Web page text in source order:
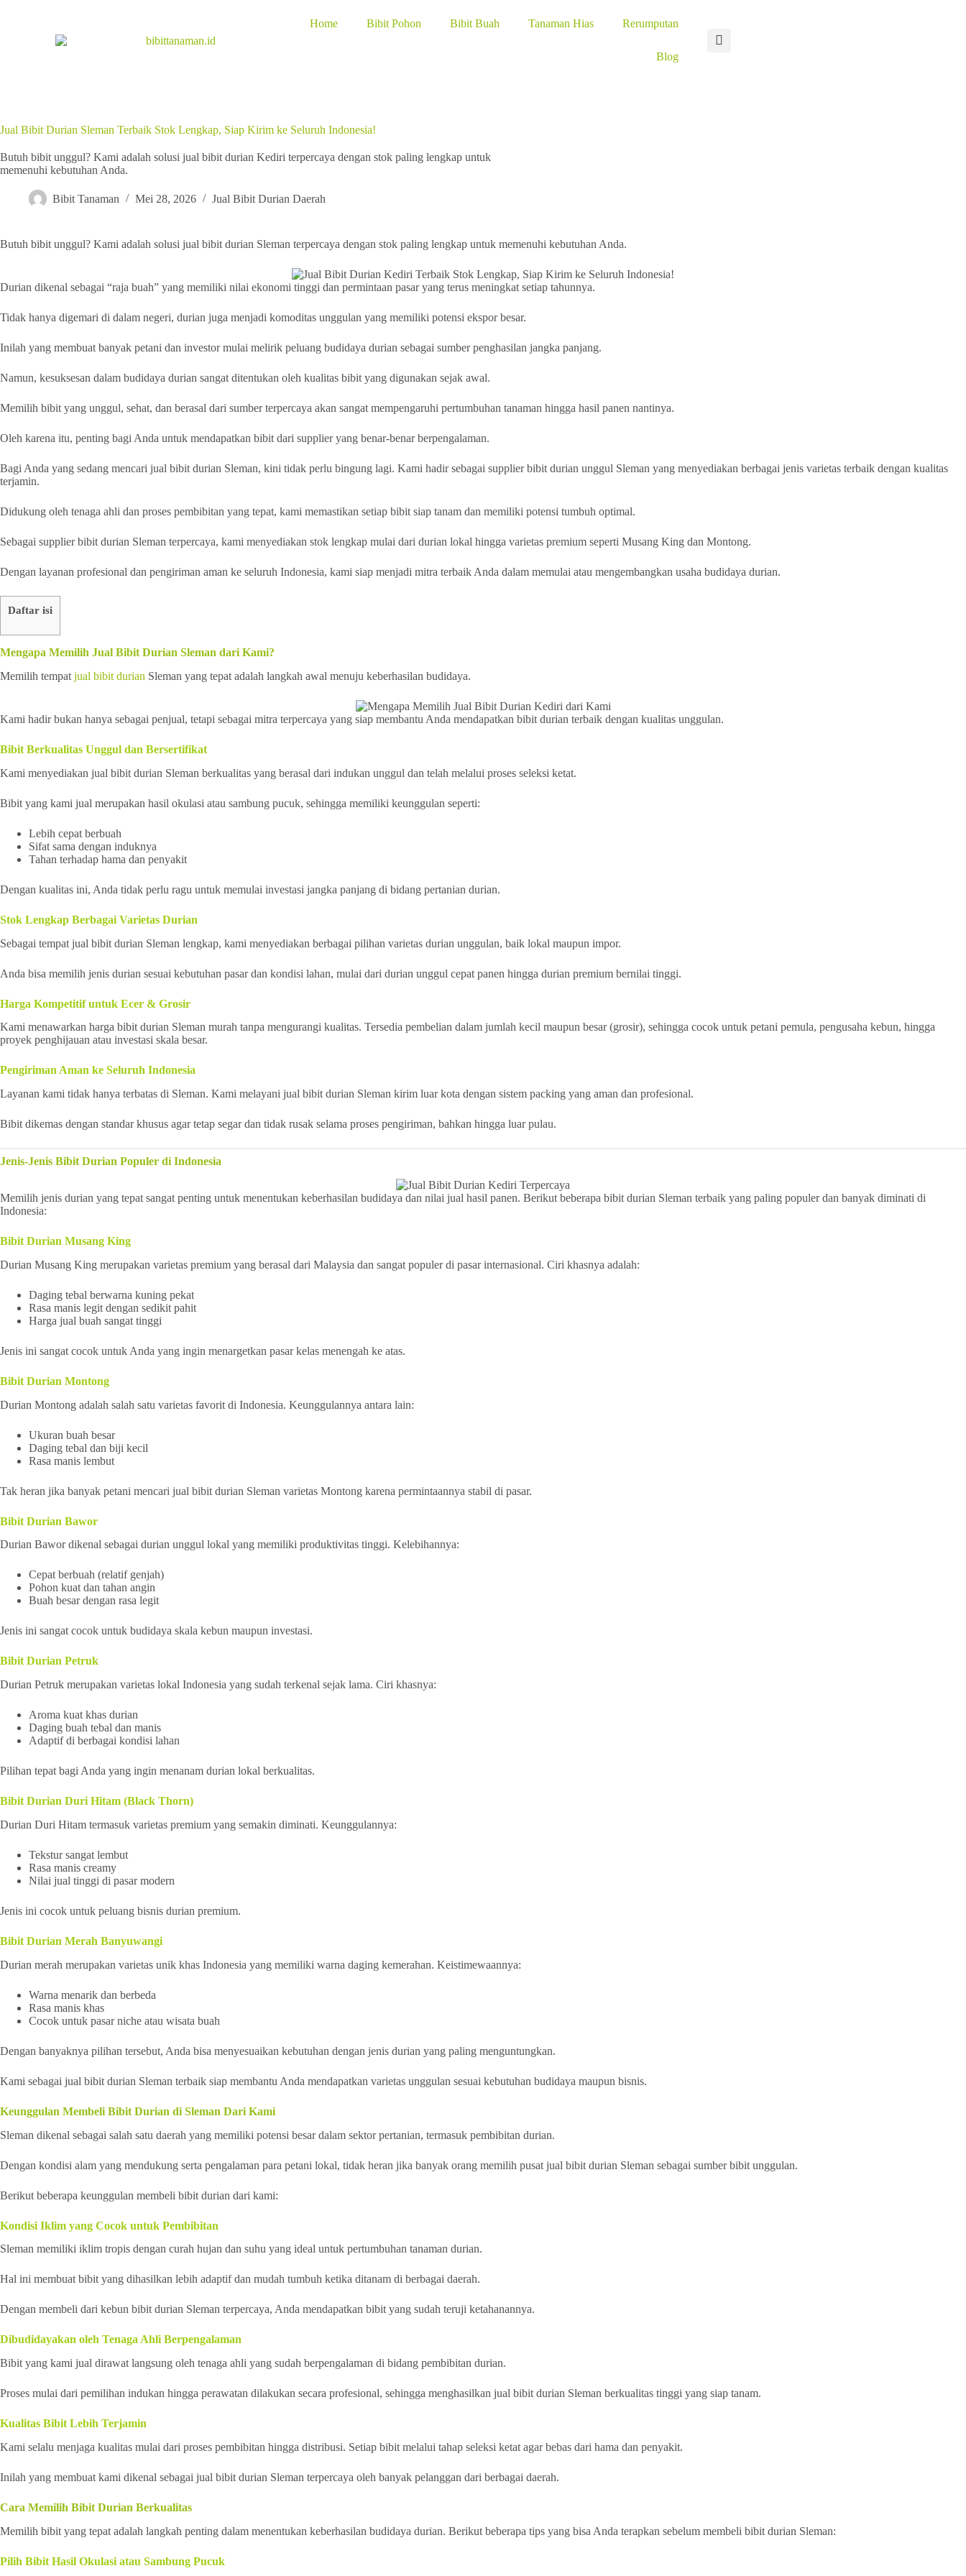
Home Bibit Pohon Bibit Buah Tanaman Hias Rerumputan
Blog
Jual Bibit Durian Sleman Terbaik Stok Lengkap, Siap Kirim ke Seluruh Indonesia!
Butuh bibit unggul? Kami adalah solusi jual bibit durian Kediri terpercaya dengan stok paling lengkap untuk
memenuhi kebutuhan Anda.
Bibit Tanaman Mei 28, 2026 Jual Bibit Durian Daerah
Butuh bibit unggul? Kami adalah solusi jual bibit durian Sleman terpercaya dengan stok paling lengkap untuk memenuhi kebutuhan Anda.
Durian dikenal sebagai “raja buah” yang memiliki nilai ekonomi tinggi dan permintaan pasar yang terus meningkat setiap tahunnya.
Tidak hanya digemari di dalam negeri, durian juga menjadi komoditas unggulan yang memiliki potensi ekspor besar.
Inilah yang membuat banyak petani dan investor mulai melirik peluang budidaya durian sebagai sumber penghasilan jangka panjang.
Namun, kesuksesan dalam budidaya durian sangat ditentukan oleh kualitas bibit yang digunakan sejak awal.
Memilih bibit yang unggul, sehat, dan berasal dari sumber terpercaya akan sangat mempengaruhi pertumbuhan tanaman hingga hasil panen nantinya.
Oleh karena itu, penting bagi Anda untuk mendapatkan bibit dari supplier yang benar-benar berpengalaman.
Bagi Anda yang sedang mencari jual bibit durian Sleman, kini tidak perlu bingung lagi. Kami hadir sebagai supplier bibit durian unggul Sleman yang menyediakan berbagai jenis varietas terbaik dengan kualitas
terjamin.
Didukung oleh tenaga ahli dan proses pembibitan yang tepat, kami memastikan setiap bibit siap tanam dan memiliki potensi tumbuh optimal.
Sebagai supplier bibit durian Sleman terpercaya, kami menyediakan stok lengkap mulai dari durian lokal hingga varietas premium seperti Musang King dan Montong.
Dengan layanan profesional dan pengiriman aman ke seluruh Indonesia, kami siap menjadi mitra terbaik Anda dalam memulai atau mengembangkan usaha budidaya durian.
Daftar isi
Mengapa Memilih Jual Bibit Durian Sleman dari Kami?
Memilih tempat jual bibit durian Sleman yang tepat adalah langkah awal menuju keberhasilan budidaya.
Kami hadir bukan hanya sebagai penjual, tetapi sebagai mitra terpercaya yang siap membantu Anda mendapatkan bibit durian terbaik dengan kualitas unggulan.
Bibit Berkualitas Unggul dan Bersertifikat
Kami menyediakan jual bibit durian Sleman berkualitas yang berasal dari indukan unggul dan telah melalui proses seleksi ketat.
Bibit yang kami jual merupakan hasil okulasi atau sambung pucuk, sehingga memiliki keunggulan seperti:
Lebih cepat berbuah
Sifat sama dengan induknya
Tahan terhadap hama dan penyakit
Dengan kualitas ini, Anda tidak perlu ragu untuk memulai investasi jangka panjang di bidang pertanian durian.
Stok Lengkap Berbagai Varietas Durian
Sebagai tempat jual bibit durian Sleman lengkap, kami menyediakan berbagai pilihan varietas durian unggulan, baik lokal maupun impor.
Anda bisa memilih jenis durian sesuai kebutuhan pasar dan kondisi lahan, mulai dari durian unggul cepat panen hingga durian premium bernilai tinggi.
Harga Kompetitif untuk Ecer & Grosir
Kami menawarkan harga bibit durian Sleman murah tanpa mengurangi kualitas. Tersedia pembelian dalam jumlah kecil maupun besar (grosir), sehingga cocok untuk petani pemula, pengusaha kebun, hingga
proyek penghijauan atau investasi skala besar.
Pengiriman Aman ke Seluruh Indonesia
Layanan kami tidak hanya terbatas di Sleman. Kami melayani jual bibit durian Sleman kirim luar kota dengan sistem packing yang aman dan profesional.
Bibit dikemas dengan standar khusus agar tetap segar dan tidak rusak selama proses pengiriman, bahkan hingga luar pulau.
Jenis-Jenis Bibit Durian Populer di Indonesia
Memilih jenis durian yang tepat sangat penting untuk menentukan keberhasilan budidaya dan nilai jual hasil panen. Berikut beberapa bibit durian Sleman terbaik yang paling populer dan banyak diminati di
Indonesia:
Bibit Durian Musang King
Durian Musang King merupakan varietas premium yang berasal dari Malaysia dan sangat populer di pasar internasional. Ciri khasnya adalah:
Daging tebal berwarna kuning pekat
Rasa manis legit dengan sedikit pahit
Harga jual buah sangat tinggi
Jenis ini sangat cocok untuk Anda yang ingin menargetkan pasar kelas menengah ke atas.
Bibit Durian Montong
Durian Montong adalah salah satu varietas favorit di Indonesia. Keunggulannya antara lain:
Ukuran buah besar
Daging tebal dan biji kecil
Rasa manis lembut
Tak heran jika banyak petani mencari jual bibit durian Sleman varietas Montong karena permintaannya stabil di pasar.
Bibit Durian Bawor
Durian Bawor dikenal sebagai durian unggul lokal yang memiliki produktivitas tinggi. Kelebihannya:
Cepat berbuah (relatif genjah)
Pohon kuat dan tahan angin
Buah besar dengan rasa legit
Jenis ini sangat cocok untuk budidaya skala kebun maupun investasi.
Bibit Durian Petruk
Durian Petruk merupakan varietas lokal Indonesia yang sudah terkenal sejak lama. Ciri khasnya:
Aroma kuat khas durian
Daging buah tebal dan manis
Adaptif di berbagai kondisi lahan
Pilihan tepat bagi Anda yang ingin menanam durian lokal berkualitas.
Bibit Durian Duri Hitam (Black Thorn)
Durian Duri Hitam termasuk varietas premium yang semakin diminati. Keunggulannya:
Tekstur sangat lembut
Rasa manis creamy
Nilai jual tinggi di pasar modern
Jenis ini cocok untuk peluang bisnis durian premium.
Bibit Durian Merah Banyuwangi
Durian merah merupakan varietas unik khas Indonesia yang memiliki warna daging kemerahan. Keistimewaannya:
Warna menarik dan berbeda
Rasa manis khas
Cocok untuk pasar niche atau wisata buah
Dengan banyaknya pilihan tersebut, Anda bisa menyesuaikan kebutuhan dengan jenis durian yang paling menguntungkan.
Kami sebagai jual bibit durian Sleman terbaik siap membantu Anda mendapatkan varietas unggulan sesuai kebutuhan budidaya maupun bisnis.
Keunggulan Membeli Bibit Durian di Sleman Dari Kami
Sleman dikenal sebagai salah satu daerah yang memiliki potensi besar dalam sektor pertanian, termasuk pembibitan durian.
Dengan kondisi alam yang mendukung serta pengalaman para petani lokal, tidak heran jika banyak orang memilih pusat jual bibit durian Sleman sebagai sumber bibit unggulan.
Berikut beberapa keunggulan membeli bibit durian dari kami:
Kondisi Iklim yang Cocok untuk Pembibitan
Sleman memiliki iklim tropis dengan curah hujan dan suhu yang ideal untuk pertumbuhan tanaman durian.
Hal ini membuat bibit yang dihasilkan lebih adaptif dan mudah tumbuh ketika ditanam di berbagai daerah.
Dengan membeli dari kebun bibit durian Sleman terpercaya, Anda mendapatkan bibit yang sudah teruji ketahanannya.
Dibudidayakan oleh Tenaga Ahli Berpengalaman
Bibit yang kami jual dirawat langsung oleh tenaga ahli yang sudah berpengalaman di bidang pembibitan durian.
Proses mulai dari pemilihan indukan hingga perawatan dilakukan secara profesional, sehingga menghasilkan jual bibit durian Sleman berkualitas tinggi yang siap tanam.
Kualitas Bibit Lebih Terjamin
Kami selalu menjaga kualitas mulai dari proses pembibitan hingga distribusi. Setiap bibit melalui tahap seleksi ketat agar bebas dari hama dan penyakit.
Inilah yang membuat kami dikenal sebagai jual bibit durian Sleman terpercaya oleh banyak pelanggan dari berbagai daerah.
Cara Memilih Bibit Durian Berkualitas
Memilih bibit yang tepat adalah langkah penting dalam menentukan keberhasilan budidaya durian. Berikut beberapa tips yang bisa Anda terapkan sebelum membeli bibit durian Sleman:
Pilih Bibit Hasil Okulasi atau Sambung Pucuk